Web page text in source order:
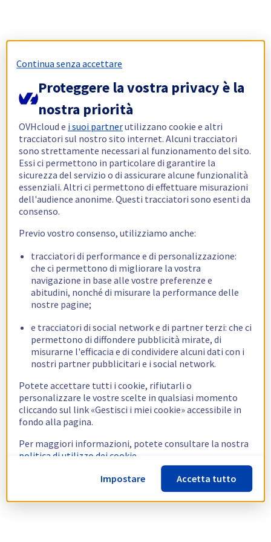
Continua senza accettare
Proteggere la vostra privacy è la
nostra priorità
OVHcloud e i suoi partnerutilizzano cookie e altri
tracciatori sul nostro sito internet. Alcuni tracciatori
sono strettamente necessari al funzionamento del sito.
Essi ci permettono in particolare di garantire la
sicurezza del servizio o di assicurare alcune funzionalità
essenziali. Altri ci permettono di effettuare misurazioni
dell'audience anonime. Questi tracciatori sono esenti da
consenso.
Previo vostro consenso, utilizziamo anche:
tracciatori di performance e di personalizzazione:
che ci permettono di migliorare la vostra
navigazione in base alle vostre preferenze e
abitudini, nonché di misurare la performance delle
nostre pagine;
e tracciatori di social network e di partner terzi: che ci
permettono di diffondere pubblicità mirate, di
misurarne l'efficacia e di condividere alcuni dati con i
nostri partner pubblicitari e i social network.
Potete accettare tutti i cookie, rifiutarli o
personalizzare le vostre scelte in qualsiasi momento
cliccando sul link «Gestisci i miei cookie» accessibile in
fondo alla pagina.
Per maggiori informazioni, potete consultare la nostra
politica di utilizzo dei cookie.
Impostare
Accetta tutto